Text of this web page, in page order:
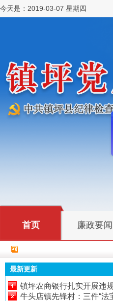
今天是：2019-03-07 星期四
首页 廉政要闻
最新更新
镇坪农商银行扎实开展违
牛头店镇先锋村：三件“法